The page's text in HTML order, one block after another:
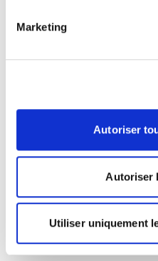
Marketing
Autoriser
Autoriser
Utiliser uniquement